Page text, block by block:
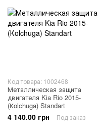
Код товара: 1002468
Металлическая защита
двигателя Kia Rio 2015-
(Кolchuga) Standart
4 140.00 грн Под заказ